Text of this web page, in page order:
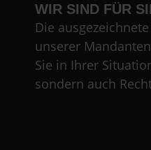
WIR SIND FÜR
Die
unserer
Sie in Ihrer
sondern auch